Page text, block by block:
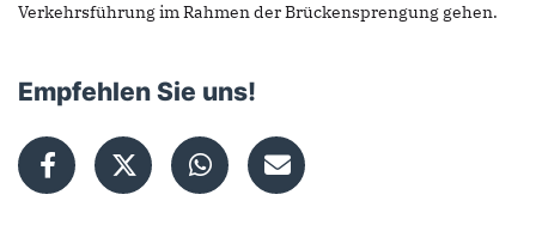
Verkehrsführung im Rahmen der Brückensprengung gehen.
Empfehlen Sie uns!